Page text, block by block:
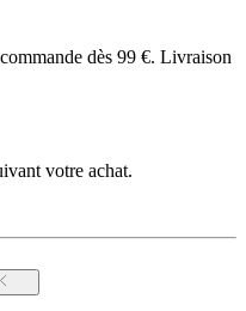
dès 99 €. Livraison
votre achat.